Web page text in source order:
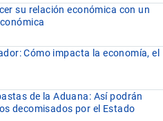
su relación económica con un
Cómo impacta la economía, el
de la Aduana: Así podrán
decomisados por el Estado